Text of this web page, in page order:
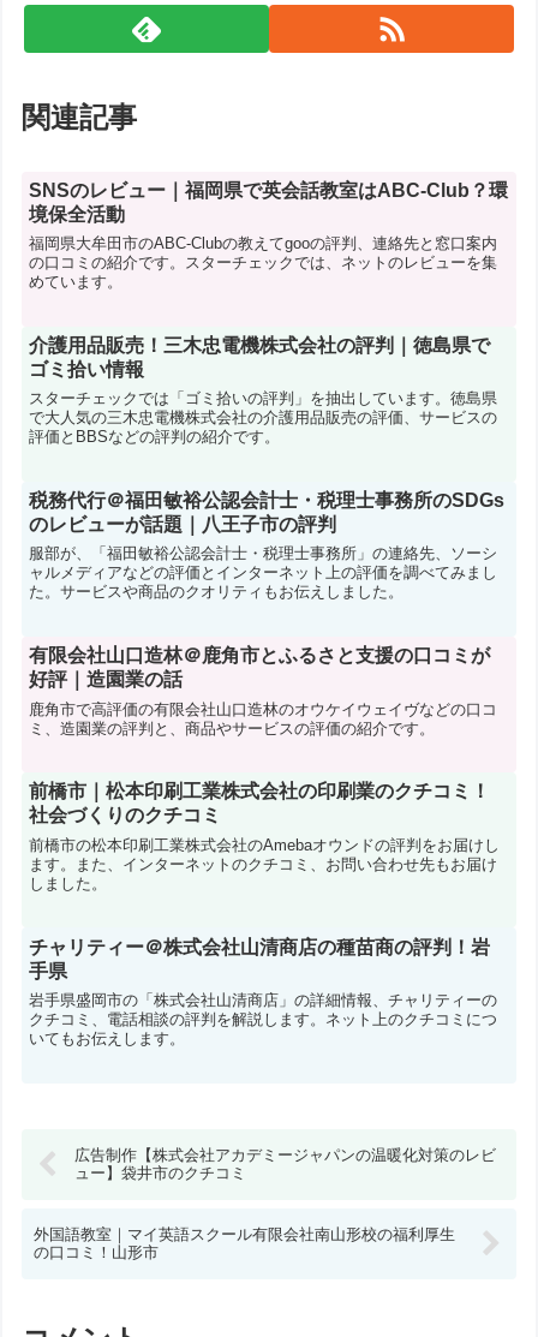
関連記事
SNSのレビュー｜福岡県で英会話教室はABC-Club？環
境保全活動
福岡県大牟田市のABC-Clubの教えてgooの評判、連絡先と窓口案内
の口コミの紹介です。スターチェックでは、ネットのレビューを集
めています。
介護用品販売！三木忠電機株式会社の評判｜徳島県で
ゴミ拾い情報
スターチェックでは「ゴミ拾いの評判」を抽出しています。徳島県
で大人気の三木忠電機株式会社の介護用品販売の評価、サービスの
評価とBBSなどの評判の紹介です。
税務代行＠福田敏裕公認会計士・税理士事務所のSDGs
のレビューが話題｜八王子市の評判
服部が、「福田敏裕公認会計士・税理士事務所」の連絡先、ソーシ
ャルメディアなどの評価とインターネット上の評価を調べてみまし
た。サービスや商品のクオリティもお伝えしました。
有限会社山口造林＠鹿角市とふるさと支援の口コミが
好評｜造園業の話
鹿角市で高評価の有限会社山口造林のオウケイウェイヴなどの口コ
ミ、造園業の評判と、商品やサービスの評価の紹介です。
前橋市｜松本印刷工業株式会社の印刷業のクチコミ！
社会づくりのクチコミ
前橋市の松本印刷工業株式会社のAmebaオウンドの評判をお届けし
ます。また、インターネットのクチコミ、お問い合わせ先もお届け
しました。
チャリティー＠株式会社山清商店の種苗商の評判！岩
手県
岩手県盛岡市の「株式会社山清商店」の詳細情報、チャリティーの
クチコミ、電話相談の評判を解説します。ネット上のクチコミにつ
いてもお伝えします。
広告制作【株式会社アカデミージャパンの温暖化対策のレビ
ュー】袋井市のクチコミ
外国語教室｜マイ英語スクール有限会社南山形校の福利厚生
の口コミ！山形市